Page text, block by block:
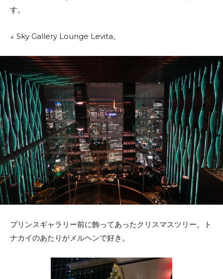
す。
↓ Sky Gallery Lounge Levita。
プリンスギャラリー前に飾ってあったクリスマスツリー。ト
ナカイのあたりがメルヘンで好き。